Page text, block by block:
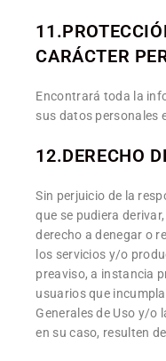
CARÁCTER
Encontrará toda la
sus datos personales
12.DERECHO
Sin perjuicio de la
que se pudiera derivar,
derecho a denegar o
los servicios y/o
preaviso, a instancia
usuarios que
Generales de Uso y/o
en su caso, resulten